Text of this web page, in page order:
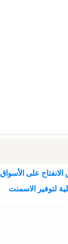
على الأسواق
لتوفير الاسمنت